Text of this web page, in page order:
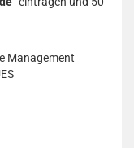
Management